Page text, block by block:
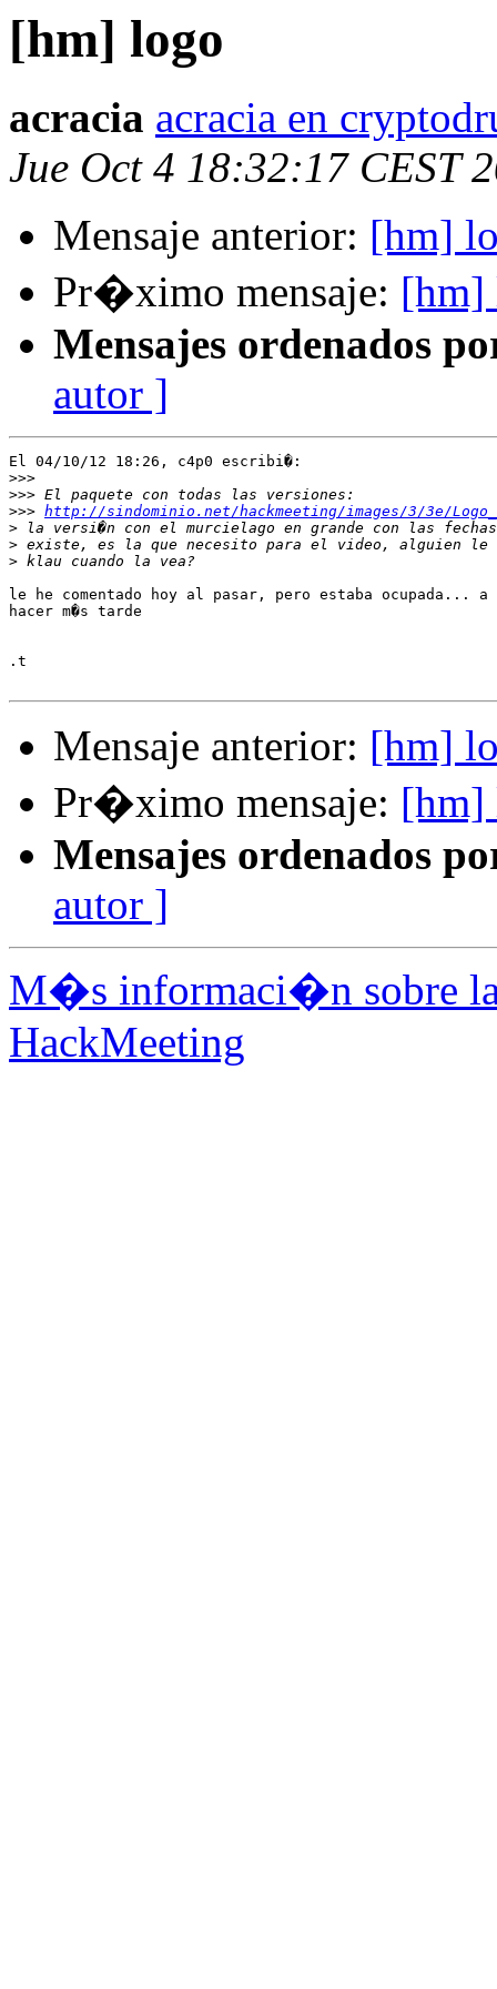
[hm] logo
acracia acracia en
Jue Oct 4 18:32:17 CEST
Mensaje anterior: [hm]
Pr�ximo mensaje: [hm]
Mensajes ordenados
autor ]
El 04/10/12 18:26, c4p0 escribi�:
>>>
>>>
>>> http://sindominio.net/hackmeeting/images/3/3e/
>
>
>
le he comentado hoy al pasar, pero estaba ocupada...
hacer m�s tarde
.t
Mensaje anterior: [hm]
Pr�ximo mensaje: [hm]
Mensajes ordenados
autor ]
M�s informaci�n sobre
HackMeeting